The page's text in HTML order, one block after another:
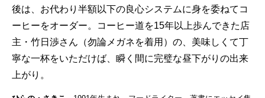
後は、お代わり半額以下の良心システムに身を委ねてコ
ーヒーをオーダー。コーヒー道を15年以上歩んできた店
主・竹日渉さん（勿論メガネを着用）の、美味しくて丁
寧な一杯をいただけば、瞬く間に完璧な昼下がりの出来
上がり。